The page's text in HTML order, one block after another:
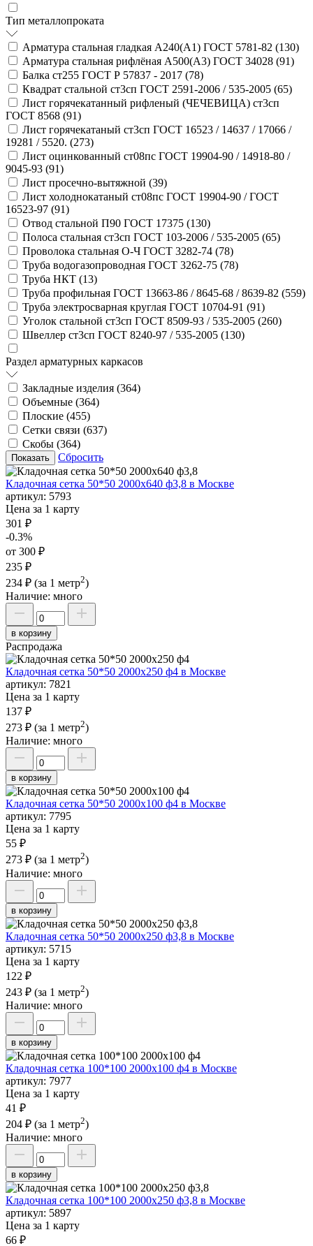
Тип металлопроката
Арматура стальная гладкая А240(А1) ГОСТ 5781-82 (130)
Арматура стальная рифлёная А500(А3) ГОСТ 34028 (91)
Балка ст255 ГОСТ Р 57837 - 2017 (78)
Квадрат стальной ст3сп ГОСТ 2591-2006 / 535-2005 (65)
Лист горячекатанный рифленый (ЧЕЧЕВИЦА) ст3сп
ГОСТ 8568 (91)
Лист горячекатаный ст3сп ГОСТ 16523 / 14637 / 17066 /
19281 / 5520. (273)
Лист оцинкованный ст08пс ГОСТ 19904-90 / 14918-80 /
9045-93 (91)
Лист просечно-вытяжной (39)
Лист холоднокатаный ст08пс ГОСТ 19904-90 / ГОСТ
16523-97 (91)
Отвод стальной П90 ГОСТ 17375 (130)
Полоса стальная ст3сп ГОСТ 103-2006 / 535-2005 (65)
Проволока стальная О-Ч ГОСТ 3282-74 (78)
Труба водогазопроводная ГОСТ 3262-75 (78)
Труба НКТ (13)
Труба профильная ГОСТ 13663-86 / 8645-68 / 8639-82 (559)
Труба электросварная круглая ГОСТ 10704-91 (91)
Уголок стальной ст3сп ГОСТ 8509-93 / 535-2005 (260)
Швеллер ст3сп ГОСТ 8240-97 / 535-2005 (130)
Раздел арматурных каркасов
Закладные изделия (364)
Объемные (364)
Плоские (455)
Сетки связи (637)
Скобы (364)
Сбросить
Кладочная сетка 50*50 2000х640 ф3,8 в Москве
артикул: 5793
Цена за 1 карту
301 ₽
-0.3%
от 300 ₽
235 ₽
234 ₽ (за 1 метр2)
Наличие: много
в корзину
Распродажа
Кладочная сетка 50*50 2000х250 ф4 в Москве
артикул: 7821
Цена за 1 карту
137 ₽
273 ₽ (за 1 метр2)
Наличие: много
в корзину
Кладочная сетка 50*50 2000х100 ф4 в Москве
артикул: 7795
Цена за 1 карту
55 ₽
273 ₽ (за 1 метр2)
Наличие: много
в корзину
Кладочная сетка 50*50 2000х250 ф3,8 в Москве
артикул: 5715
Цена за 1 карту
122 ₽
243 ₽ (за 1 метр2)
Наличие: много
в корзину
Кладочная сетка 100*100 2000х100 ф4 в Москве
артикул: 7977
Цена за 1 карту
41 ₽
204 ₽ (за 1 метр2)
Наличие: много
в корзину
Кладочная сетка 100*100 2000х250 ф3,8 в Москве
артикул: 5897
Цена за 1 карту
66 ₽